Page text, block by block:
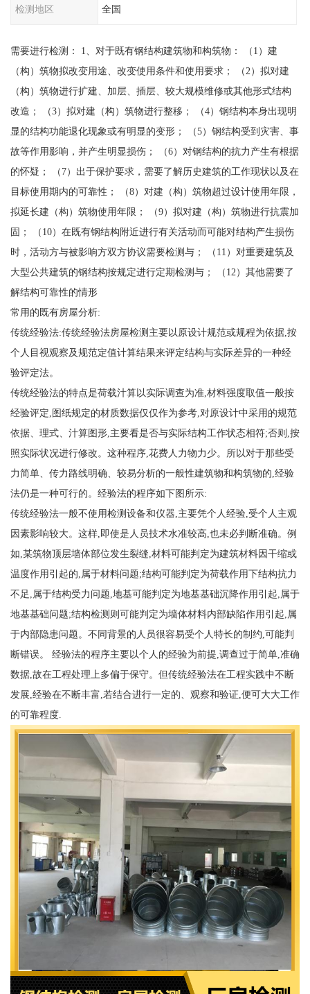
检测地区 全国
需要进行检测： 1、对于既有钢结构建筑物和构筑物： （1）建
（构）筑物拟改变用途、改变使用条件和使用要求； （2）拟对建
（构）筑物进行扩建、加层、插层、较大规模维修或其他形式结构
改造； （3）拟对建（构）筑物进行整移； （4）钢结构本身出现明
显的结构功能退化现象或有明显的变形； （5）钢结构受到灾害、事
故等作用影响，并产生明显损伤； （6）对钢结构的抗力产生有根据
的怀疑； （7）出于保护要求，需要了解历史建筑的工作现状以及在
目标使用期内的可靠性； （8）对建（构）筑物超过设计使用年限，
拟延长建（构）筑物使用年限； （9）拟对建（构）筑物进行抗震加
固； （10）在既有钢结构附近进行有关活动而可能对结构产生损伤
时，活动方与被影响方双方协议需要检测与； （11）对重要建筑及
大型公共建筑的钢结构按规定进行定期检测与； （12）其他需要了
解结构可靠性的情形
常用的既有房屋分析:
传统经验法:传统经验法房屋检测主要以原设计规范或规程为依据,按
个人目视观察及规范定值计算结果来评定结构与实际差异的一种经
验评定法。
传统经验法的特点是荷载汁算以实际调查为准,材料强度取值一般按
经验评定,图纸规定的材质数据仅仅作为参考,对原设计中采用的规范
依据、理式、汁算图形,主要看是否与实际结构工作状态相符;否则,按
照实际状况进行修改。这种程序,花费人力物力少。所以对于那些受
力简单、传力路线明确、较易分析的一般性建筑物和构筑物的,经验
法仍是一种可行的。经验法的程序如下图所示:
传统经验法一般不使用检测设备和仪器,主要凭个人经验,受个人主观
因素影响较大。这样,即使是人员技术水准较高,也未必判断准确。例
如,某筑物顶层墙体部位发生裂缝,材料可能判定为建筑材料因干缩或
温度作用引起的,属于材料问题;结构可能判定为荷载作用下结构抗力
不足,属于结构受力问题,地基可能判定为地基基础沉降作用引起,属于
地基基础问题;结构检测则可能判定为墙体材料内部缺陷作用引起,属
于内部隐患问题。不同背景的人员很容易受个人特长的制约,可能判
断错误。 经验法的程序主要以个人的经验为前提,调查过于简单,准确
数据,故在工程处理上多偏于保守。但传统经验法在工程实践中不断
发展,经验在不断丰富,若结合进行一定的、观察和验证,便可大大工作
的可靠程度.